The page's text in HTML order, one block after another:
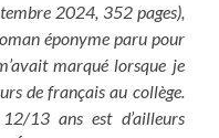
2024, 352 pages),
éponyme paru pour
marqué lorsque je
de français au collège.
13 ans est d’ailleurs